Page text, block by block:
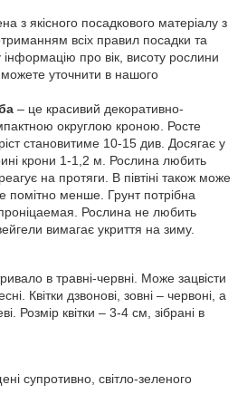
з якісного посадкового матеріалу з
всіх правил посадки та
про вік, висоту рослини
уточнити в нашого
– це красивий декоративно-
округлою кроною. Росте
становитиме 10-15 див. Досягає у
крони 1-1,2 м. Рослина любить
на протяги. В півтіні також може
помітно менше. Грунт потрібна
Рослина не любить
вимагає укриття на зиму.
в травні-червні. Може зацвісти
Квітки дзвонові, зовні – червоні, а
Розмір квітки – 3-4 см, зібрані в
супротивно, світло-зеленого